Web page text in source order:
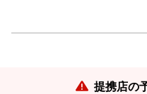
提携店の